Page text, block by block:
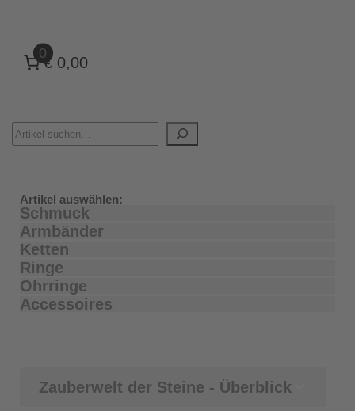
0
€ 0,00
Artikel auswählen:
Schmuck
Armbänder
Ketten
Ringe
Ohrringe
Accessoires
Zauberwelt der Steine - Überblick